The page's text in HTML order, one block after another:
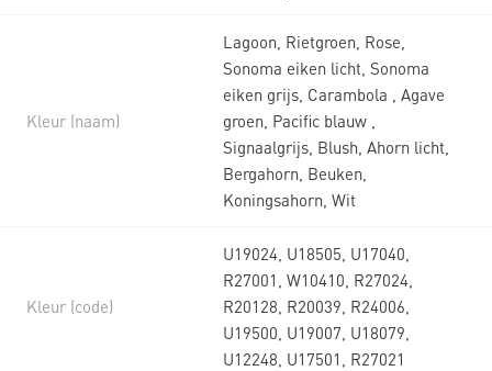
Kleur (naam)
Lagoon, Rietgroen, Rose,
Sonoma eiken licht, Sonoma
eiken grijs, Carambola , Agave
groen, Pacific blauw ,
Signaalgrijs, Blush, Ahorn licht,
Bergahorn, Beuken,
Koningsahorn, Wit
Kleur (code)
U19024, U18505, U17040,
R27001, W10410, R27024,
R20128, R20039, R24006,
U19500, U19007, U18079,
U12248, U17501, R27021